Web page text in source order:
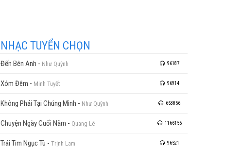
NHẠC TUYỂN CHỌN
Đến Bên Anh - Như Quỳnh 96187
Xóm Đêm - Minh Tuyết 96914
Không Phải Tại Chúng Mình - Như Quỳnh 663856
Chuyện Ngày Cuối Năm - Quang Lê 1166155
Trái Tim Ngục Tù - Trịnh Lam 96521